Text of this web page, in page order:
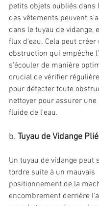
petits objets oubliés dans
des vêtements peuvent
dans le tuyau de vidange,
flux d'eau. Cela peut créer
obstruction qui empêche
s'écouler de manière
crucial de vérifier
pour détecter toute
nettoyer pour assurer une
fluide de l'eau.
b. Tuyau de Vidange Plié
Un tuyau de vidange peut
tordre suite à un mauvais
positionnement de la
encombrement derrière